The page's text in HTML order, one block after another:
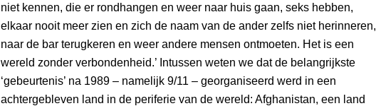
niet kennen, die er rondhangen en weer naar huis gaan, seks hebben,
elkaar nooit meer zien en zich de naam van de ander zelfs niet herinneren,
naar de bar terugkeren en weer andere mensen ontmoeten. Het is een
wereld zonder verbondenheid.’ Intussen weten we dat de belangrijkste
‘gebeurtenis’ na 1989 – namelijk 9/11 – georganiseerd werd in een
achtergebleven land in de periferie van de wereld: Afghanistan, een land